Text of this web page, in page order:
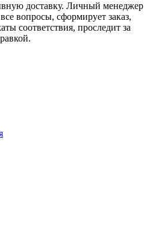
доставку. Личный менеджер
вопросы, сформирует заказ,
соответствия, проследит за